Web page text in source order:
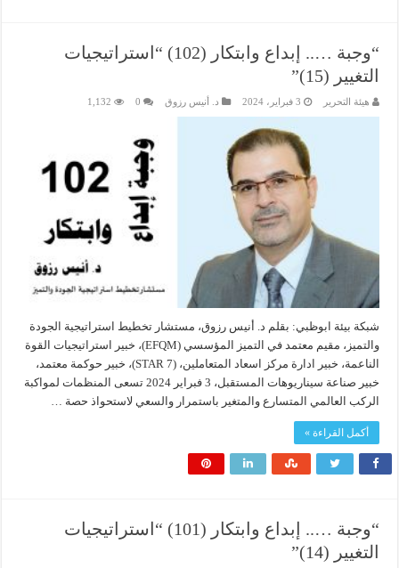
“وجبة ….. إبداع وابتكار (102) “استراتيجيات
التغيير (15)”
هيئة التحرير 3 فبراير، 2024 د. أنيس رزوق 0
1,132
شبكة بيئة ابوظبي: بقلم د. أنيس رزوق، مستشار تخطيط استراتيجية الجودة
والتميز، مقيم معتمد في التميز المؤسسي (EFQM)، خبير استراتيجيات القوة
الناعمة، خبير ادارة مركز اسعاد المتعاملين، (7 STAR)، خبير حوكمة معتمد،
خبير صناعة سيناريوهات المستقبل، 3 فبراير 2024 تسعى المنظمات لمواكبة
الركب العالمي المتسارع والمتغير باستمرار والسعي لاستحواذ حصة …
أكمل القراءة »
“وجبة ….. إبداع وابتكار (101) “استراتيجيات
التغيير (14)”